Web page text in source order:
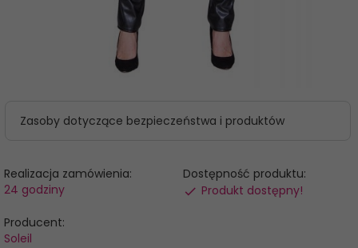
Zasoby dotyczące bezpieczeństwa i produktów
Realizacja zamówienia:
24 godziny
Dostępność produktu:
Produkt dostępny!
Producent:
Soleil